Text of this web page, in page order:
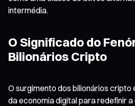
intermédia.
O Significado do
Bilionários Cripto
O surgimento dos bilionários
da economia digital para redefinir